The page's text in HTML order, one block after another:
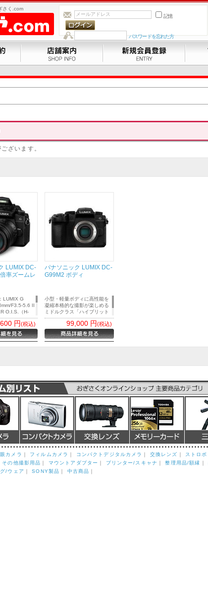
さく.com
記憶
パスワードを忘れた方
ざいます。
LUMIX DC-
率ズームレ
LUMIX G
F3.5-5.6 II
O.I.S.（H-
ィに高性能を
影が楽しめる
ハイブリット
円(税込)
パナソニック LUMIX DC-
G99M2 ボディ
小型・軽量ボディに高性能を
凝縮本格的な撮影が楽しめる
ミドルクラス「ハイブリット
ミラーレス」
99,000 円(税込)
カメラ ｜ フィルムカメラ ｜ コンパクトデジタルカメラ ｜ 交換レンズ ｜ ストロボ
その他撮影用品 ｜ マウントアダプター ｜ プリンター/スキャナ ｜整理用品/額縁 ｜
/ウェア ｜SONY製品 ｜ 中古商品 ｜